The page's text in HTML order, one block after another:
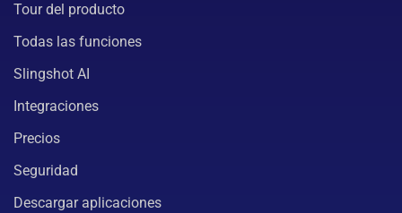
Tour del producto
Todas las funciones
Slingshot AI
Integraciones
Precios
Seguridad
Descargar aplicaciones